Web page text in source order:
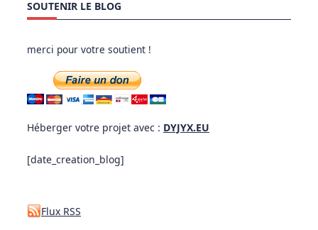
SOUTENIR LE BLOG
merci pour votre soutient !
Héberger votre projet avec : DYJYX.EU
[date_creation_blog]
Flux RSS